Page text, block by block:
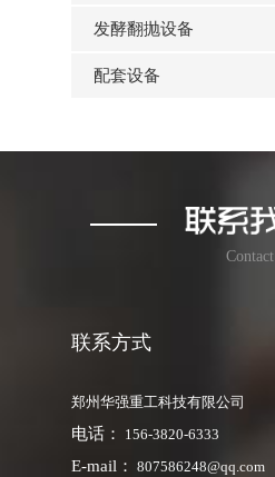
发酵翻抛设备
配套设备
Contact
联系方式
郑州华强重工科技有限公司
电话： 156-3820-6333
E-mail： 807586248@qq.com